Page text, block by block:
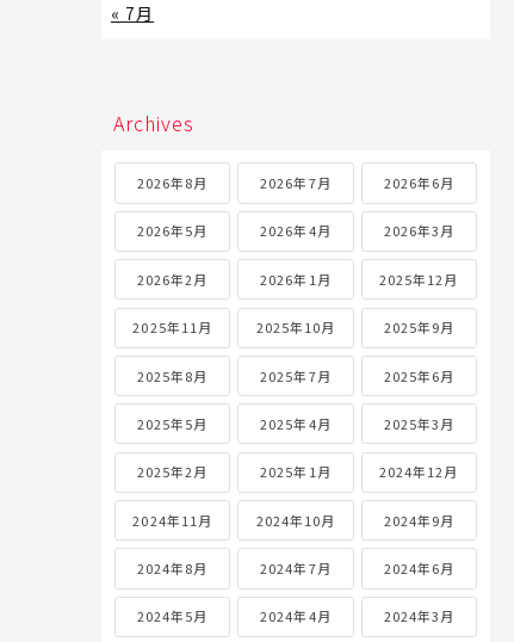
« 7月
Archives
2026年8月 2026年7月 2026年6月
2026年5月 2026年4月 2026年3月
2026年2月 2026年1月 2025年12月
2025年11月 2025年10月 2025年9月
2025年8月 2025年7月 2025年6月
2025年5月 2025年4月 2025年3月
2025年2月 2025年1月 2024年12月
2024年11月 2024年10月 2024年9月
2024年8月 2024年7月 2024年6月
2024年5月 2024年4月 2024年3月